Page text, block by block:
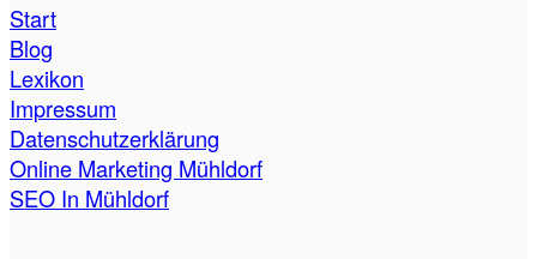
Start
Blog
Lexikon
Impressum
Datenschutzerklärung
Online Marketing Mühldorf
SEO In Mühldorf